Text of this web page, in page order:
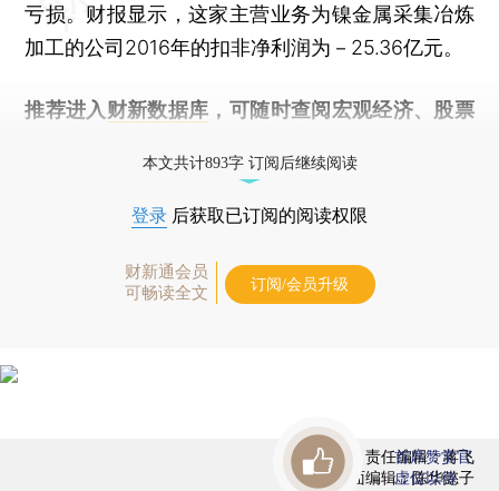
亏损。财报显示，这家主营业务为镍金属采集冶炼
加工的公司2016年的扣非净利润为－25.36亿元。
推荐进入 财新数据库 ，可随时查阅宏观经济、股票
本文共计893字 订阅后继续阅读
登录 后获取已订阅的阅读权限
财新通会员
可畅读全文
订阅/会员升级
责任编辑：蒋飞
版面编辑：陈华懿子
首席赞赏官
虚位以待